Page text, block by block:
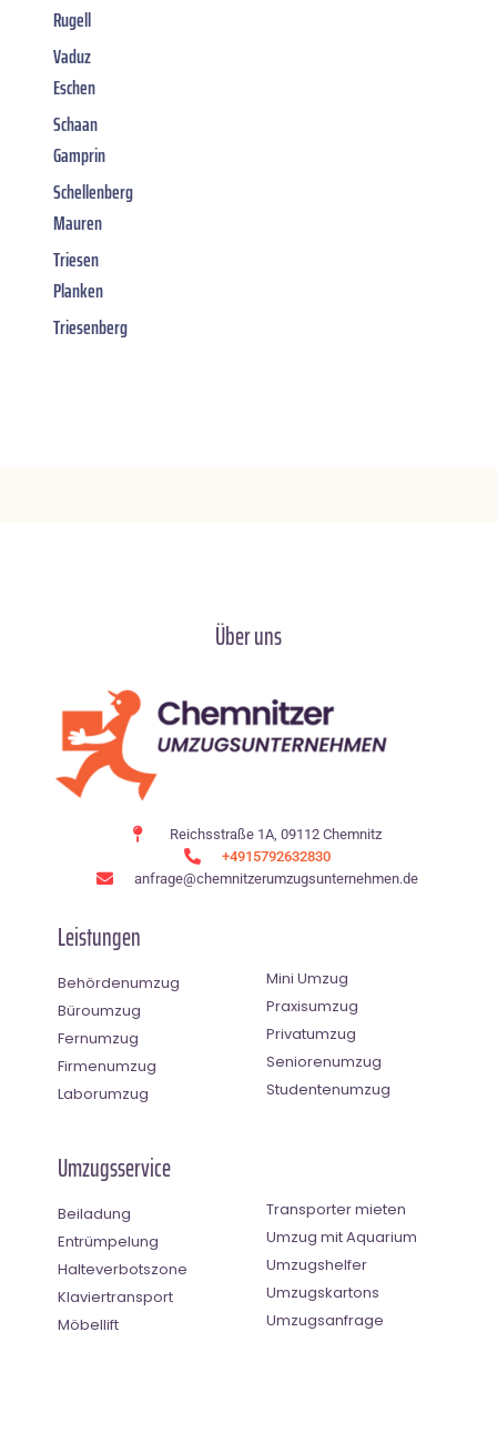
Rugell
Vaduz
Eschen
Schaan
Gamprin
Schellenberg
Mauren
Triesen
Planken
Triesenberg
Über uns
Reichsstraße 1A, 09112 Chemnitz
+4915792632830
anfrage@chemnitzerumzugsunternehmen.de
Leistungen
Behördenumzug
Büroumzug
Fernumzug
Firmenumzug
Laborumzug
Mini Umzug
Praxisumzug
Privatumzug
Seniorenumzug
Studentenumzug
Umzugsservice
Beiladung
Entrümpelung
Halteverbotszone
Klaviertransport
Möbellift
Transporter mieten
Umzug mit Aquarium
Umzugshelfer
Umzugskartons
Umzugsanfrage